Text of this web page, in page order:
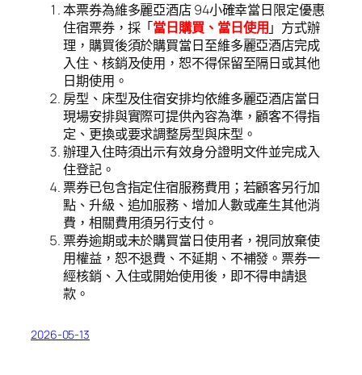
本票券為維多麗亞酒店 94小確幸當日限定優惠
住宿票券，採「當日購買、當日使用」方式辦
理，購買後須於購買當日至維多麗亞酒店完成
入住、核銷及使用，恕不得保留至隔日或其他
日期使用。
房型、床型及住宿安排均依維多麗亞酒店當日
現場安排與實際可提供內容為準，顧客不得指
定、更換或要求調整房型與床型。
辦理入住時須出示有效身分證明文件並完成入
住登記。
票券已包含指定住宿服務費用；若顧客另行加
點、升級、追加服務、增加人數或產生其他消
費，相關費用須另行支付。
票券逾期或未於購買當日使用者，視同放棄使
用權益，恕不退費、不延期、不補發。票券一
經核銷、入住或開始使用後，即不得申請退
款。
2026-05-13